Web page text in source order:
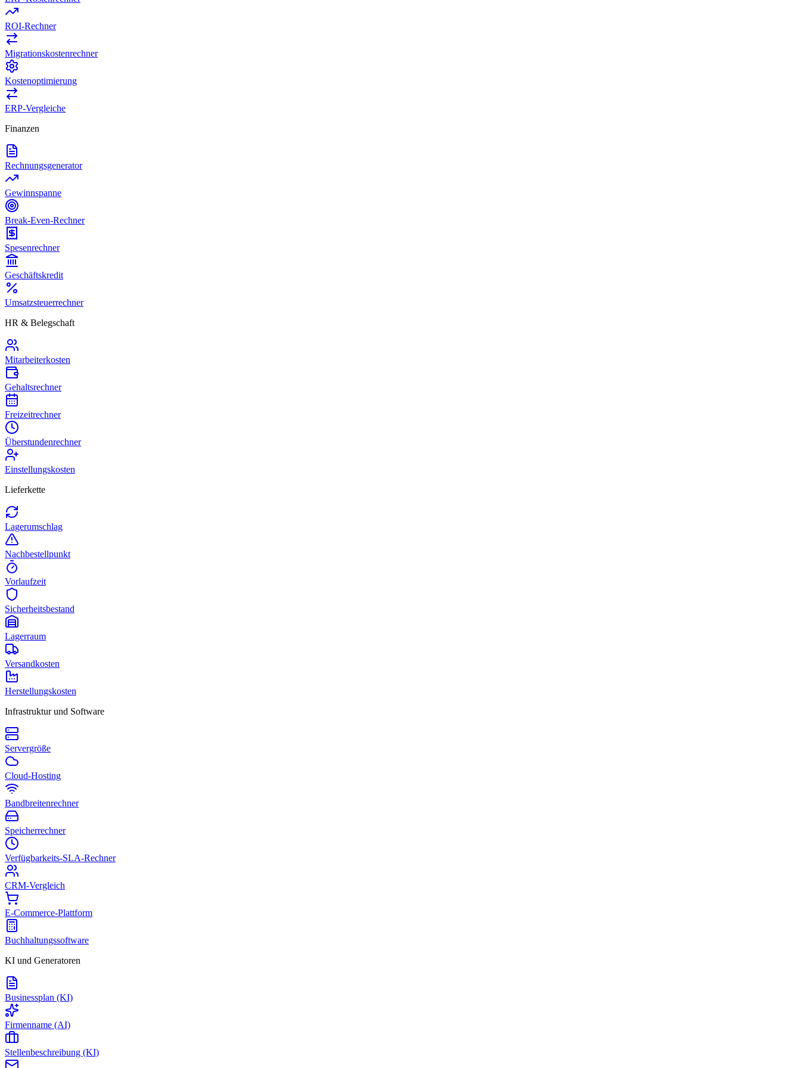
ROI-Rechner
Migrationskostenrechner
Kostenoptimierung
ERP-Vergleiche
Finanzen
Rechnungsgenerator
Gewinnspanne
Break-Even-Rechner
Spesenrechner
Geschäftskredit
Umsatzsteuerrechner
HR & Belegschaft
Mitarbeiterkosten
Gehaltsrechner
Freizeitrechner
Überstundenrechner
Einstellungskosten
Lieferkette
Lagerumschlag
Nachbestellpunkt
Vorlaufzeit
Sicherheitsbestand
Lagerraum
Versandkosten
Herstellungskosten
Infrastruktur und Software
Servergröße
Cloud-Hosting
Bandbreitenrechner
Speicherrechner
Verfügbarkeits-SLA-Rechner
CRM-Vergleich
E-Commerce-Plattform
Buchhaltungssoftware
KI und Generatoren
Businessplan (KI)
Firmenname (AI)
Stellenbeschreibung (KI)